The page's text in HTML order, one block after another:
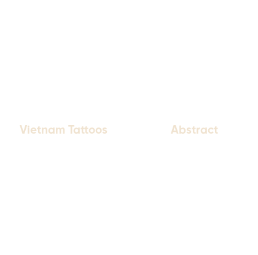
Vietnam Tattoos Abstract